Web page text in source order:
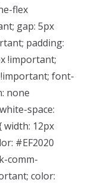
flex
gap: 5px
padding:
!important;
font-
none
space:
12px
#EF2020
comm-
color: